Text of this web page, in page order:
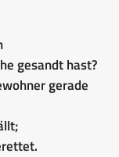
gesandt hast?
gerade